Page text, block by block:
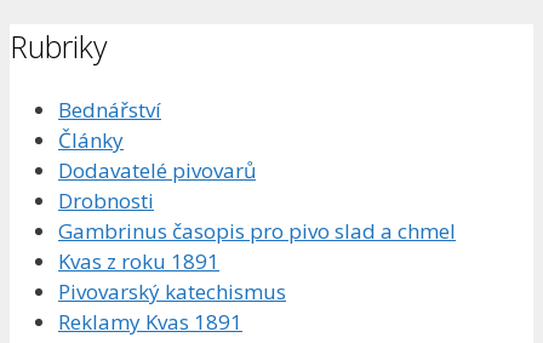
Rubriky
Bednářství
Články
Dodavatelé pivovarů
Drobnosti
Gambrinus časopis pro pivo slad a chmel
Kvas z roku 1891
Pivovarský katechismus
Reklamy Kvas 1891